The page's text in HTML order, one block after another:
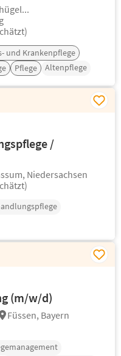
und Krankenpflege
Pflege Altenpflege
/
Niedersachsen
(m/w/d)
Füssen, Bayern